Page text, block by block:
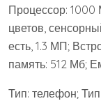
Процессор: 1000
цветов,
есть, 1.3 МП;
память: 512 Мб;
Тип: телефон; Тип